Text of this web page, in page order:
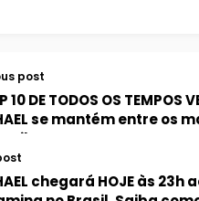
post
10 DE TODOS OS TEMPOS
se mantém entre os
chegará HOJE às 23h